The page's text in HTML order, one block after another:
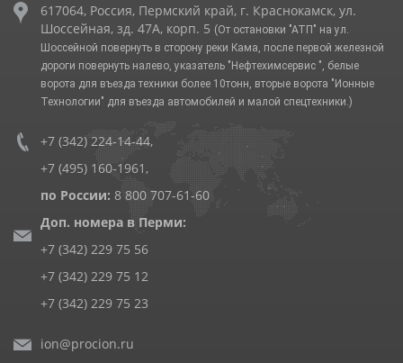
617064, Россия, Пермский край, г. Краснокамск, ул.
Шоссейная, зд. 47А, корп. 5 (От остановки "АТП" на ул.
Шоссейной повернуть в сторону реки Кама, после первой железной
дороги повернуть налево, указатель "Нефтехимсервис ", белые
ворота для въезда техники более 10тонн, вторые ворота "Ионные
Технологии" для въезда автомобилей и малой спецтехники.)
+7 (342) 224-14-44,
+7 (495) 160-1961 ,
по России: 8 800 707-61-60
Доп. номера в Перми:
+7 (342) 229 75 56
+7 (342) 229 75 12
+7 (342) 229 75 23
ion@procion.ru